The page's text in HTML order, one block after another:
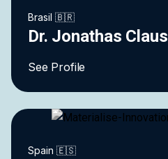
Brasil 🇧🇷
Dr. Jonathas Claus
See Profile
Spain 🇪🇸